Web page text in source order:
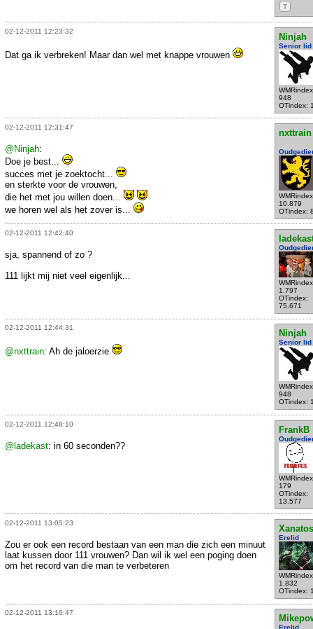
T
02-12-2011 12:23:32
Ninjah
Senior lid
948
OTindex:
Dat ga ik verbreken! Maar dan wel met knappe vrouwen
02-12-2011 12:31:47
nxttrain
10.879
OTindex:
@Ninjah:
Doe je best...
succes met je zoektocht...
en sterkte voor de vrouwen,
die het met jou willen doen...
we horen wel als het zover is...
02-12-2011 12:42:40
1.797
OTindex:
75.671
sja, spannend of zo ?
111 lijkt mij niet veel eigenlijk...
02-12-2011 12:44:31
Ninjah
Senior lid
948
OTindex:
@nxttrain: Ah de jaloerzie
02-12-2011 12:48:10
FrankB
179
OTindex:
13.577
@ladekast: in 60 seconden??
02-12-2011 13:05:23
Xanatos
Erelid
1.832
OTindex:
Zou er ook een record bestaan van een man die zich een minuut
laat kussen door 111 vrouwen? Dan wil ik wel een poging doen
om het record van die man te verbeteren
02-12-2011 13:10:47